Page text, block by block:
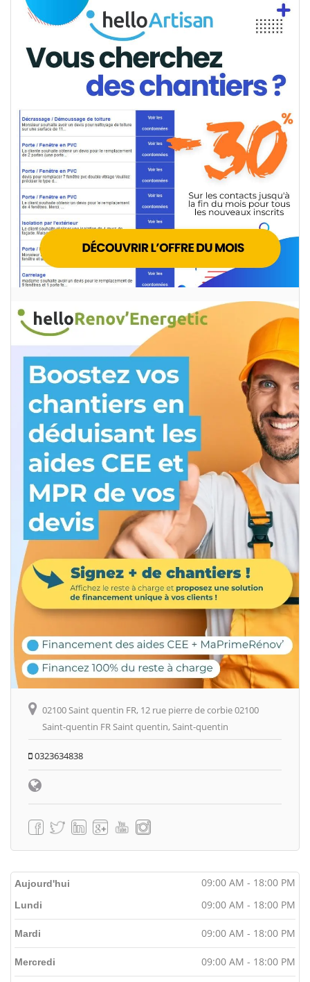
02100 Saint quentin FR, 12 rue pierre de corbie 02100
Saint-quentin FR Saint quentin, Saint-quentin
0323634838
Aujourd'hui 09:00 AM - 18:00 PM
Lundi 09:00 AM - 18:00 PM
Mardi 09:00 AM - 18:00 PM
Mercredi 09:00 AM - 18:00 PM